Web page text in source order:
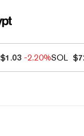
$1.03 -2.20%SOL